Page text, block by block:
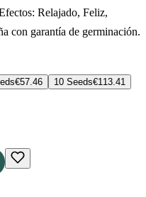
Relajado, Feliz,
con garantía de germinación.
€57.46 10 Seeds€113.41